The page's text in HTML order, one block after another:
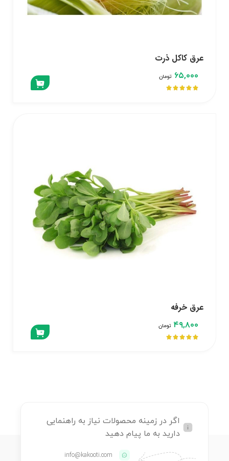
عرق کاکل ذرت
۶۵,۰۰۰ تومان





عرق خرفه
۴۹,۸۰۰ تومان





اگر در زمینه محصولات نیاز به راهنمایی
دارید به ما پیام دهید
info@kakooti.com